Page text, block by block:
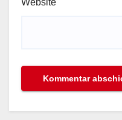
Website